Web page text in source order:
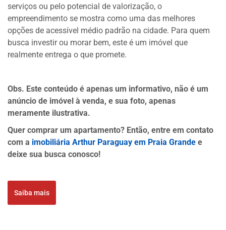
serviços ou pelo potencial de valorização, o
empreendimento se mostra como uma das melhores
opções de acessível médio padrão na cidade. Para quem
busca investir ou morar bem, este é um imóvel que
realmente entrega o que promete.
Obs. Este conteúdo é apenas um informativo, não é um
anúncio de imóvel à venda, e sua foto, apenas
meramente ilustrativa.
Quer comprar um apartamento? Então, entre em contato
com a imobiliária Arthur Paraguay em Praia Grande e
deixe sua busca conosco!
Saiba mais